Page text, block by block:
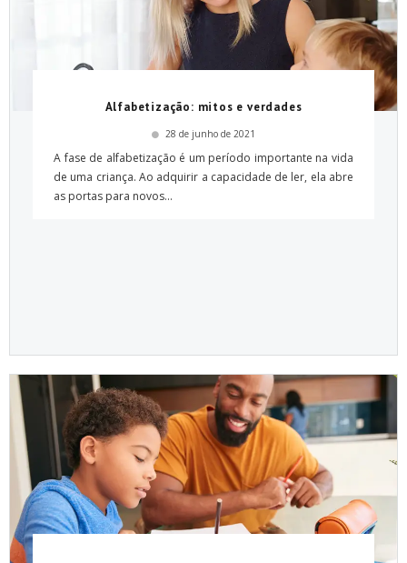
Alfabetização: mitos e verdades
28 de junho de 2021
A fase de alfabetização é um período importante na vida
de uma criança. Ao adquirir a capacidade de ler, ela abre
as portas para novos...